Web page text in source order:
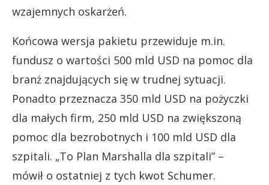
wzajemnych oskarżeń.
Końcowa wersja pakietu przewiduje m.in.
fundusz o wartości 500 mld USD na pomoc dla
branż znajdujących się w trudnej sytuacji.
Ponadto przeznacza 350 mld USD na pożyczki
dla małych firm, 250 mld USD na zwiększoną
pomoc dla bezrobotnych i 100 mld USD dla
szpitali. „To Plan Marshalla dla szpitali” –
mówił o ostatniej z tych kwot Schumer.